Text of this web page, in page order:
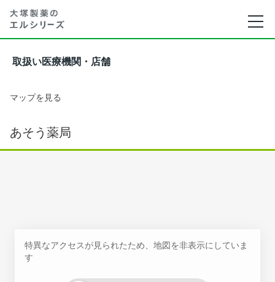
取扱い医療機関・店舗
マップを見る
あそう薬局
特異なアクセスが見られたため、地図を非表示にしていま
す